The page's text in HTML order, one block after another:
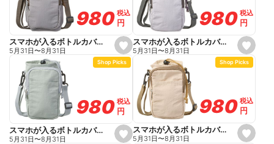
o
r
i
e
o
r
i
e
s
e
t
o
r
i
e
980
980税込
税込
円
円
スマホが入るボトルカバー モカ 幅14.5cm 高さ21.5cm
5月31日〜8月31日
s
e
t
o
r
i
e
980
980 税込
税込
円
円
スマホが入るボトルカバー ライトグレー 幅14.5cm 高さ21.5cm
5月31日〜8月31日
s
Shop Picks
980
980税込
税込
円
円
スマホが入るボトルカバー ミントグリーン 幅14.5cm 高さ21.5cm
5月31日〜8月31日
s
Shop Picks
980
980 税込
税込
円
円
スマホが入るボトルカバー ライトベージュ 幅14.5cm 高さ21.5cm
5月31日〜8月31日